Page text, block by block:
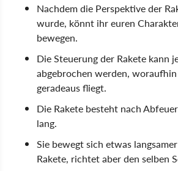
Nachdem die Perspektive der
wurde, könnt ihr euren
bewegen.
Die Steuerung der Rakete kann
abgebrochen werden,
geradeaus fliegt.
Die Rakete besteht nach
lang.
Sie bewegt sich etwas
Rakete, richtet aber den selben